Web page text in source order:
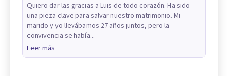
Quiero dar las gracias a Luis de todo corazón. Ha sido
una pieza clave para salvar nuestro matrimonio. Mi
marido y yo llevábamos 27 años juntos, pero la
convivencia se había...
Leer más